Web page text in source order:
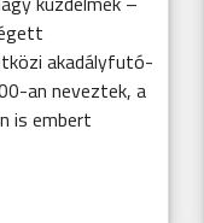
akadályfutó-
an neveztek, a
is embert